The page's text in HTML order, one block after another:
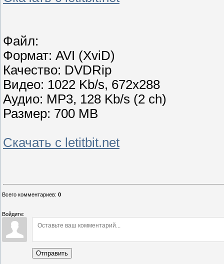
Файл:
Формат: AVI (XviD)
Качество: DVDRip
Видео: 1022 Kb/s, 672x288
Аудио: MP3, 128 Kb/s (2 ch)
Размер: 700 MB
Скачать с letitbit.net
Всего комментариев: 0
Войдите:
Отправить